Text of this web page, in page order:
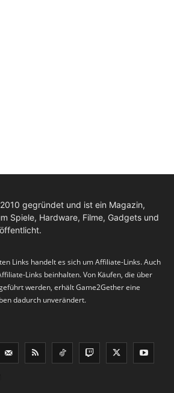
gegründet und ist ein Magazin,
Spiele, Hardware, Filme, Gadgets und
Links handelt es sich um Affiliate-Links. Auch
Links beinhalten. Von Käufen, die über
werden, erhält Game2Gether eine
dadurch unverändert.